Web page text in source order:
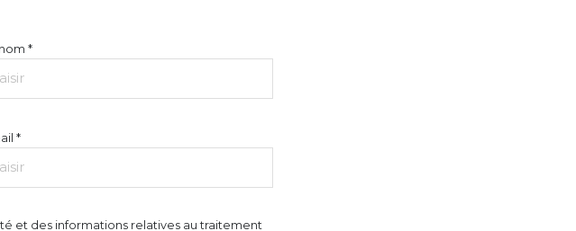
*
*
et des informations relatives au traitement